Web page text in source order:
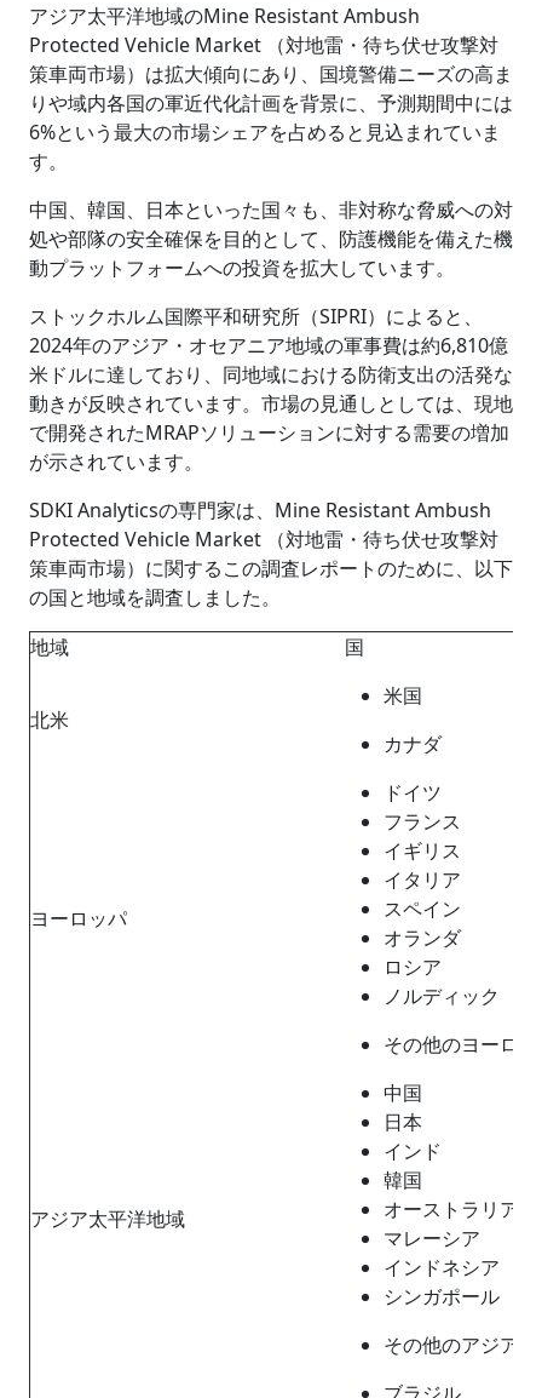
アジア太平洋地域のMine Resistant Ambush
Protected Vehicle Market （対地雷・待ち伏せ攻撃対
策車両市場）は拡大傾向にあり、国境警備ニーズの高ま
りや域内各国の軍近代化計画を背景に、予測期間中には
6%という最大の市場シェアを占めると見込まれていま
す。
中国、韓国、日本といった国々も、非対称な脅威への対
処や部隊の安全確保を目的として、防護機能を備えた機
動プラットフォームへの投資を拡大しています。
ストックホルム国際平和研究所（SIPRI）によると、
2024年のアジア・オセアニア地域の軍事費は約6,810億
米ドルに達しており、同地域における防衛支出の活発な
動きが反映されています。市場の見通しとしては、現地
で開発されたMRAPソリューションに対する需要の増加
が示されています。
SDKI Analyticsの専門家は、Mine Resistant Ambush
Protected Vehicle Market （対地雷・待ち伏せ攻撃対
策車両市場）に関するこの調査レポートのために、以下
の国と地域を調査しました。
地域
国
北米
米国
カナダ
ヨーロッパ
ドイツ
フランス
イギリス
イタリア
スペイン
オランダ
ロシア
ノルディック
その他のヨーロ
アジア太平洋地域
中国
日本
インド
韓国
オーストラリア
マレーシア
インドネシア
シンガポール
その他のアジア
ブラジル